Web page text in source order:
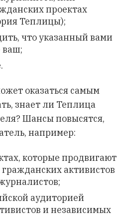
проектах
Теплицы);
что указанный вами
ваш;
оказаться самым
знает ли Теплица
Шансы повысятся,
например:
которые продвигают
активистов
аудиторией
и независимых